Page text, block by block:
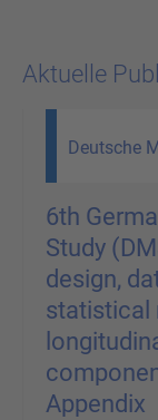
Aktuelle
Deutsche
6th
Study
design,
statistical
Appendix